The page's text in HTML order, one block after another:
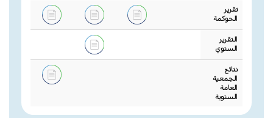
تقرير
الحوكمة
التقرير
السنوي
نتائج
الجمعية
العامة
السنوية